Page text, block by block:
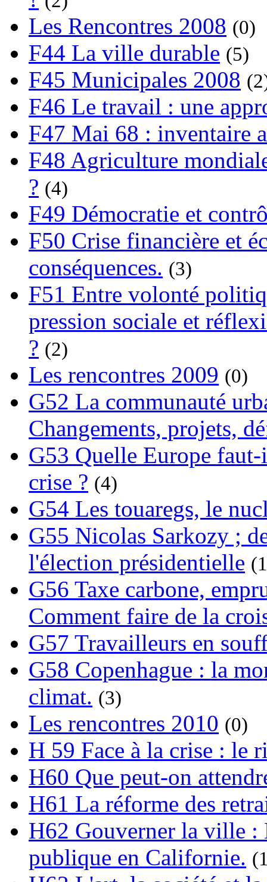
Les Rencontres 2008 (0)
F44 La ville durable (5)
F45 Municipales 2008
F46 Le travail : une
F47 Mai 68 : inventaire
F48 Agriculture
? (4)
F49 Démocratie et
F50 Crise financière et
conséquences. (3)
F51 Entre volonté
pression sociale et
? (2)
Les rencontres 2009 (0)
G52 La communauté
Changements, projets,
G53 Quelle Europe
crise ? (4)
G54 Les touaregs, le
G55 Nicolas Sarkozy ;
l'élection présidentielle
G56 Taxe carbone,
Comment faire de la
G57 Travailleurs en
G58 Copenhague : la
climat. (3)
Les rencontres 2010 (0)
H 59 Face à la crise : le
H60 Que peut-on
H61 La réforme des
H62 Gouverner la ville :
publique en Californie.